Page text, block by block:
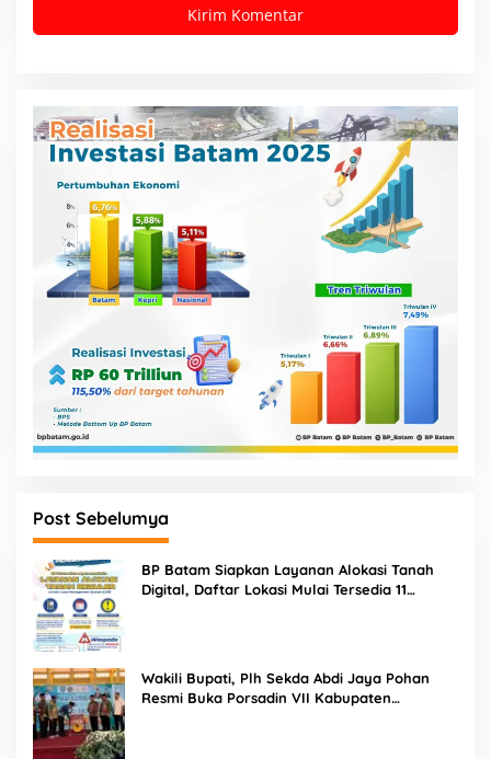
Post Sebelumya
BP Batam Siapkan Layanan Alokasi Tanah
Digital, Daftar Lokasi Mulai Tersedia 11
Wakili Bupati, Plh Sekda Abdi Jaya Pohan
Resmi Buka Porsadin VII Kabupaten